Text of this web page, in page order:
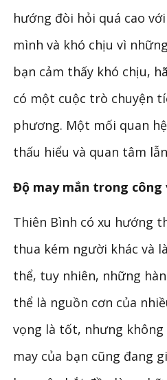
hướng đòi hỏi quá cao
mình và khó chịu vì
bạn cảm thấy khó chịu,
có một cuộc trò chuyện
phương. Một mối quan
thấu hiểu và quan tâm
Độ may mắn trong
Thiên Bình có xu hướng
thua kém người khác và
thể, tuy nhiên, những
thể là nguồn cơn của
vọng là tốt, nhưng không
may của bạn cũng đang